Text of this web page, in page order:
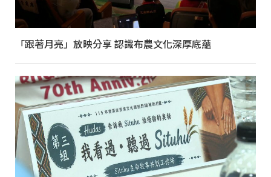
「跟著月亮」放映分享 認識布農文化深厚底蘊